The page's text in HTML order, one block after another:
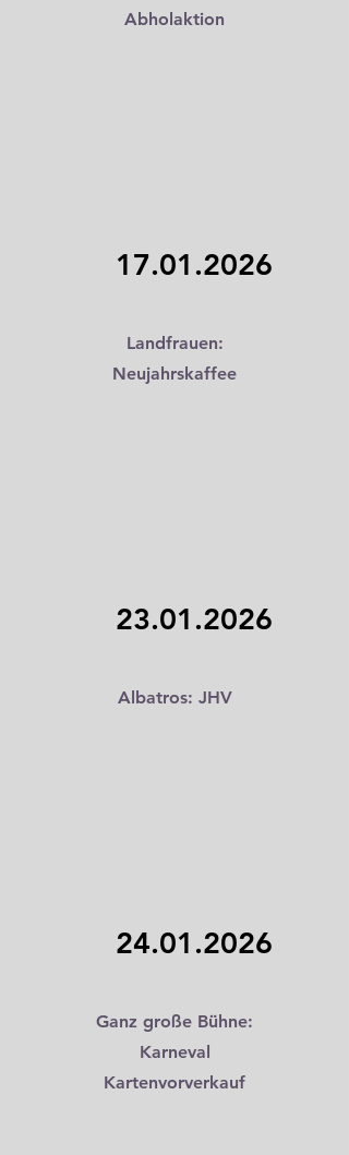
Abholaktion
17.01.2026
Landfrauen:
Neujahrskaffee
23.01.2026
Albatros: JHV
24.01.2026
Ganz große Bühne:
Karneval
Kartenvorverkauf